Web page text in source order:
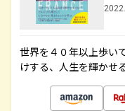
世界を４０年以上歩い
けする、人生を輝かせ